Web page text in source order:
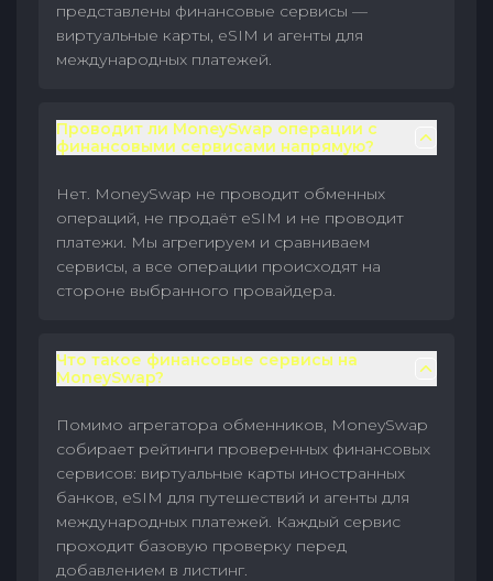
представлены финансовые сервисы —
виртуальные карты, eSIM и агенты для
международных платежей.
Проводит ли MoneySwap операции с
финансовыми сервисами напрямую?
Нет. MoneySwap не проводит обменных
операций, не продаёт eSIM и не проводит
платежи. Мы агрегируем и сравниваем
сервисы, а все операции происходят на
стороне выбранного провайдера.
Что такое финансовые сервисы на
MoneySwap?
Помимо агрегатора обменников, MoneySwap
собирает рейтинги проверенных финансовых
сервисов: виртуальные карты иностранных
банков, eSIM для путешествий и агенты для
международных платежей. Каждый сервис
проходит базовую проверку перед
добавлением в листинг.